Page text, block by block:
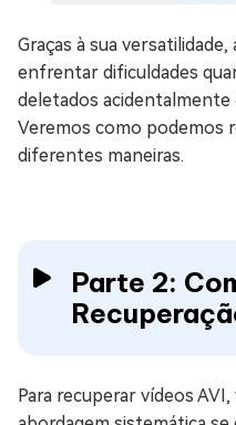
Graças à sua
enfrentar dificuldades
deletados
Veremos como podemos
diferentes maneiras.
Parte 2:
Para recuperar vídeos